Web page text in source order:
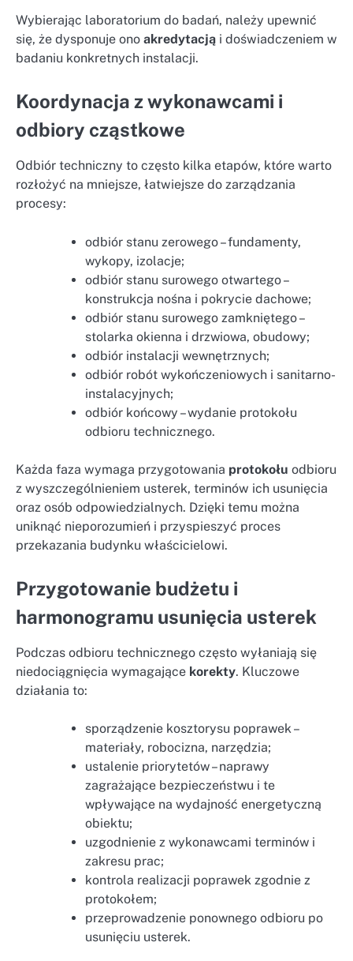
Wybierając laboratorium do badań, należy upewnić
się, że dysponuje ono akredytacją i doświadczeniem w
badaniu konkretnych instalacji.
Koordynacja z wykonawcami i
odbiory cząstkowe
Odbiór techniczny to często kilka etapów, które warto
rozłożyć na mniejsze, łatwiejsze do zarządzania
procesy:
odbiór stanu zerowego – fundamenty,
wykopy, izolacje;
odbiór stanu surowego otwartego –
konstrukcja nośna i pokrycie dachowe;
odbiór stanu surowego zamkniętego –
stolarka okienna i drzwiowa, obudowy;
odbiór instalacji wewnętrznych;
odbiór robót wykończeniowych i sanitarno-
instalacyjnych;
odbiór końcowy – wydanie protokołu
odbioru technicznego.
Każda faza wymaga przygotowania protokołu odbioru
z wyszczególnieniem usterek, terminów ich usunięcia
oraz osób odpowiedzialnych. Dzięki temu można
uniknąć nieporozumień i przyspieszyć proces
przekazania budynku właścicielowi.
Przygotowanie budżetu i
harmonogramu usunięcia usterek
Podczas odbioru technicznego często wyłaniają się
niedociągnięcia wymagające korekty. Kluczowe
działania to:
sporządzenie kosztorysu poprawek –
materiały, robocizna, narzędzia;
ustalenie priorytetów – naprawy
zagrażające bezpieczeństwu i te
wpływające na wydajność energetyczną
obiektu;
uzgodnienie z wykonawcami terminów i
zakresu prac;
kontrola realizacji poprawek zgodnie z
protokołem;
przeprowadzenie ponownego odbioru po
usunięciu usterek.